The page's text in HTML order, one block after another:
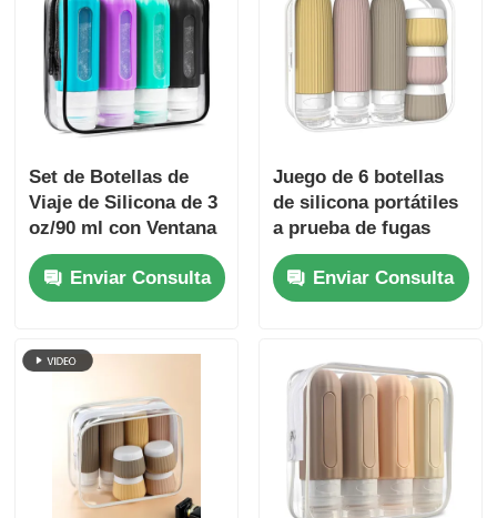
Set de Botellas de
Viaje de Silicona de 3
oz/90 ml con Ventana
Transparente
Enviar Consulta
Juego de 6 botellas
de silicona portátiles
a prueba de fugas
con aprobación de la
TSA, libres de BPA
Enviar Consulta